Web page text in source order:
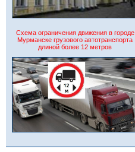
Схема ограничения движения в городе
Мурманске грузового автотранспорта
длиной более 12 метров